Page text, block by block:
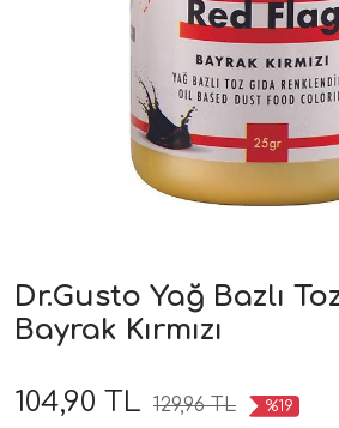
Dr.Gusto Yağ Bazlı
Bayrak Kırmızı
104,90 TL 129,96 TL %19